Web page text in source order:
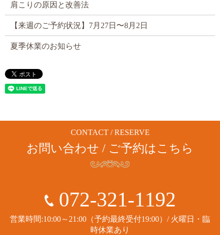
肩こりの原因と改善法
【来週のご予約状況】7月27日〜8月2日
夏季休業のお知らせ
CONTACT / RESERVE
お問い合わせ / ご予約はこちら
072-321-1192
営業時間:10:00～21:00（予約最終受付19:00）/ 火曜日・臨
時休業あり